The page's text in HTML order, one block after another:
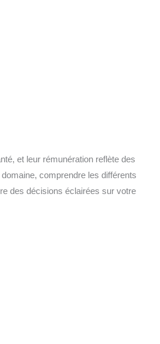
et leur rémunération reflète des
comprendre les différents
des décisions éclairées sur votre